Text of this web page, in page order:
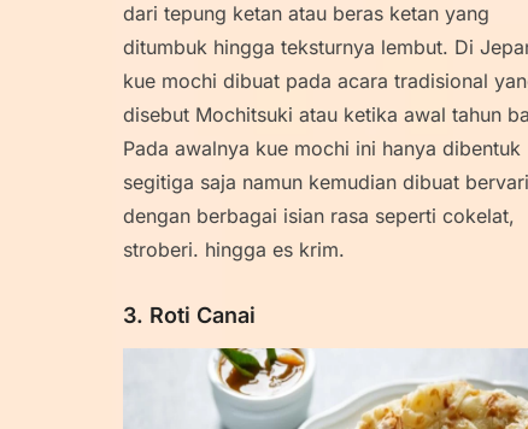
dari tepung ketan atau beras ketan yang
ditumbuk hingga teksturnya lembut. Di
kue mochi dibuat pada acara tradisional
disebut Mochitsuki atau ketika awal tahun
Pada awalnya kue mochi ini hanya dibentuk
segitiga saja namun kemudian dibuat
dengan berbagai isian rasa seperti cokelat,
stroberi. hingga es krim.
3. Roti Canai